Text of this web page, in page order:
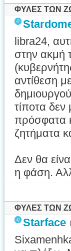
ΦΥΛΕΣ ΤΩΝ
libra24,
στην ακμή
αντίθεση
τίποτα
πρόσφατα
ζητήματα
Δεν θα
η φάση.
ΦΥΛΕΣ ΤΩΝ
Starface